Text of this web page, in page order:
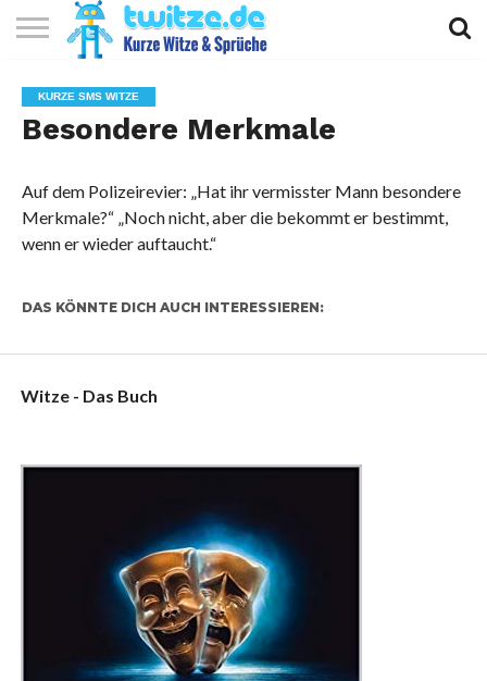
KURZE
WITZE
KURZE
SPRÜCHE
KURZE
GEDICHTE
TOP
10
KURZE SMS WITZE
Besondere Merkmale
Auf dem Polizeirevier: „Hat ihr vermisster Mann besondere
Merkmale?“ „Noch nicht, aber die bekommt er bestimmt,
wenn er wieder auftaucht.“
DAS KÖNNTE DICH AUCH INTERESSIEREN:
Witze - Das Buch